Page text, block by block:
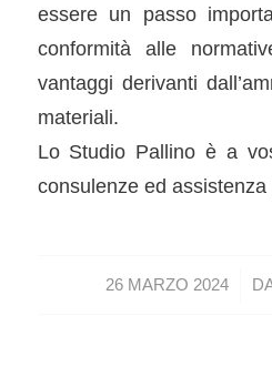
essere un passo
conformità alle
vantaggi derivanti
materiali.
Lo Studio Pallino è a
consulenze ed
26 MARZO 2024
/